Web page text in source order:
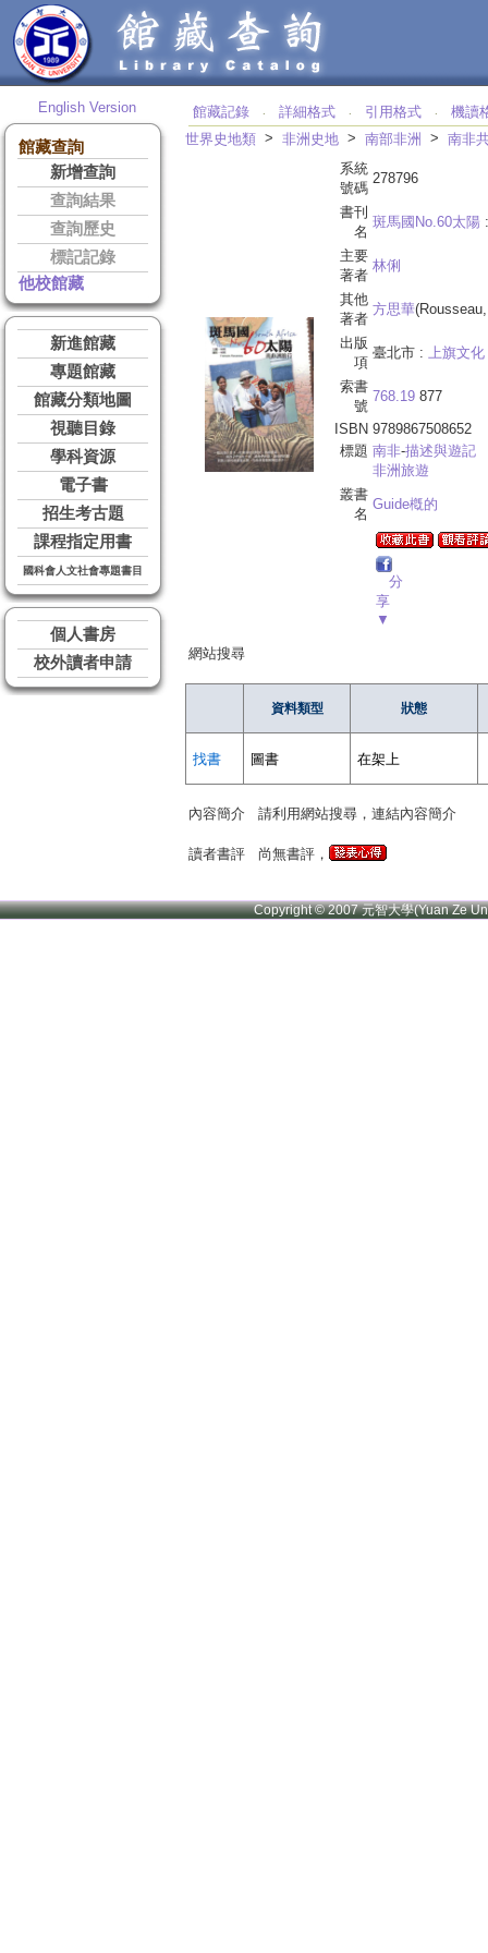
English Version
館藏查詢
新增查詢
查詢結果
查詢歷史
標記記錄
他校館藏
新進館藏
專題館藏
館藏分類地圖
視聽目錄
學科資源
電子書
招生考古題
課程指定用書
國科會人文社會專題書目
個人書房
校外讀者申請
館藏記錄 ‧ 詳細格式 ‧ 引用格式 ‧
機讀
世界史地類 > 非洲史地 > 南部非洲 > 南非
系統
號碼
278796
書刊
名
斑馬國No.60太陽
主要
著者
林俐
其他
著者
方思華
出版
項
臺北市 : 上旗文化
索書
號
768.19 877
ISBN 9789867508652
標題 南非-描述與遊記
非洲旅遊
叢書
名
Guide槪的
分
享
▼
網站搜尋
資料類型 狀態
找書 圖書 在架上
內容簡介 請利用網站搜尋，連結內容簡介
讀者書評 尚無書評，
Copyright © 2007 元智大學(Yuan Ze